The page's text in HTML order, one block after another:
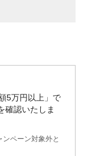
5万円以上」で
確認いたしま
ペーン対象外と